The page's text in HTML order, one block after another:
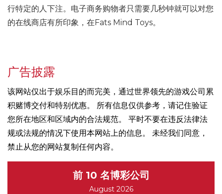
行特定的人下注。电子商务购物者只需要几秒钟就可以对您
的在线商店有所印象，在Fats Mind Toys。
广告披露
该网站仅出于娱乐目的而完美，通过世界领先的游戏公司累
积赌博交付和特别优惠。 所有信息仅供参考，请记住验证
您所在地区和区域内的合法规范。 平时不要在违反法律法
规或法规的情况下使用本网站上的信息。 未经我们同意，
禁止从您的网站复制任何内容。
前 10 名博彩公司
August 2026